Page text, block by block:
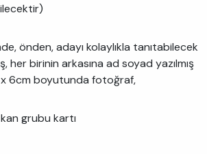
önden, adayı kolaylıkla tanıtabilecek
her birinin arkasına ad soyad yazılmış
6cm boyutunda fotoğraf,
grubu kartı